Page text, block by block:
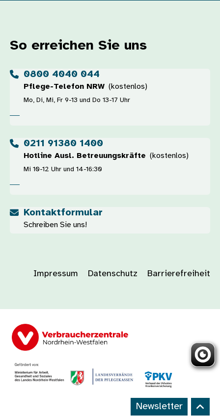
So erreichen Sie uns
0800 4040 044
Pflege-Telefon NRW (kostenlos)
Mo, Di, Mi, Fr 9-13 und Do 13-17 Uhr
0211 91380 1400
Hotline Ausl. Betreuungskräfte (kostenlos)
Mi 10-12 Uhr und 14-16:30
Kontaktformular
Schreiben Sie uns!
Impressum Datenschutz Barrierefreiheit
Newsletter